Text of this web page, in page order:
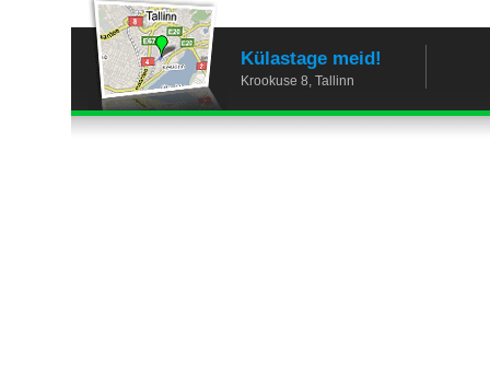
Külastage meid!
Krookuse 8, Tallinn